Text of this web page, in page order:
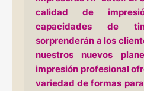
calidad de
capacidades de
sorprenderán a los
nuestros nuevos
impresión profesional
variedad de formas